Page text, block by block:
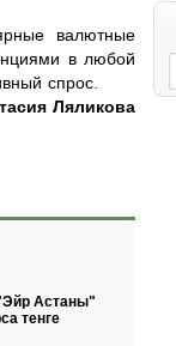
валютные
в любой
спрос.
Ляликова
Астаны"
тенге